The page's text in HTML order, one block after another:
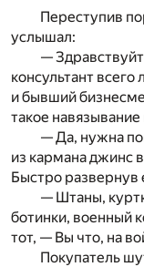
Переступив
услышал:
—
консультант
и бывший
такое
— Да, нужна
из кармана джинс
Быстро развернув
— Штаны,
ботинки, военный
тот, — Вы что, на
Покупатель